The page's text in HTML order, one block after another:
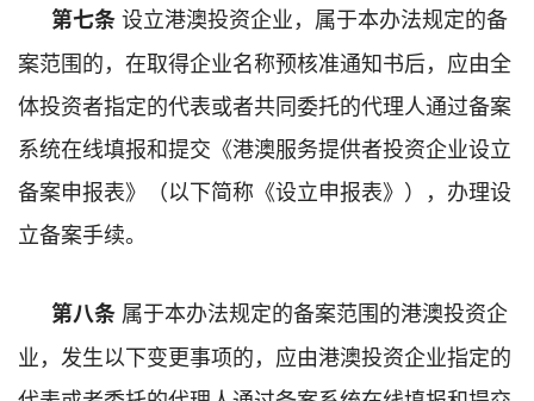
第七条设立港澳投资企业，属于本办法规定的备
案范围的，在取得企业名称预核准通知书后，应由全
体投资者指定的代表或者共同委托的代理人通过备案
系统在线填报和提交《港澳服务提供者投资企业设立
备案申报表》（以下简称《设立申报表》），办理设
立备案手续。
第八条 属于本办法规定的备案范围的港澳投资企
业，发生以下变更事项的，应由港澳投资企业指定的